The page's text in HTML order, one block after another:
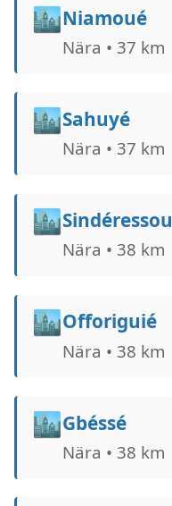
🏙️Niamoué
Nära • 37 km
🏙️Sahuyé
Nära • 37 km
🏙️Sindéressou
Nära • 38 km
🏙️Offoriguié
Nära • 38 km
🏙️Gbéssé
Nära • 38 km